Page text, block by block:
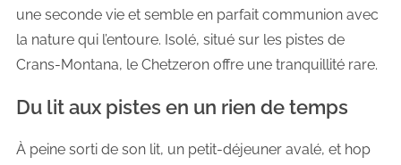
une seconde vie et semble en parfait communion avec
la nature qui l’entoure. Isolé, situé sur les pistes de
Crans-Montana, le Chetzeron offre une tranquillité rare.
Du lit aux pistes en un rien de temps
À peine sorti de son lit, un petit-déjeuner avalé, et hop